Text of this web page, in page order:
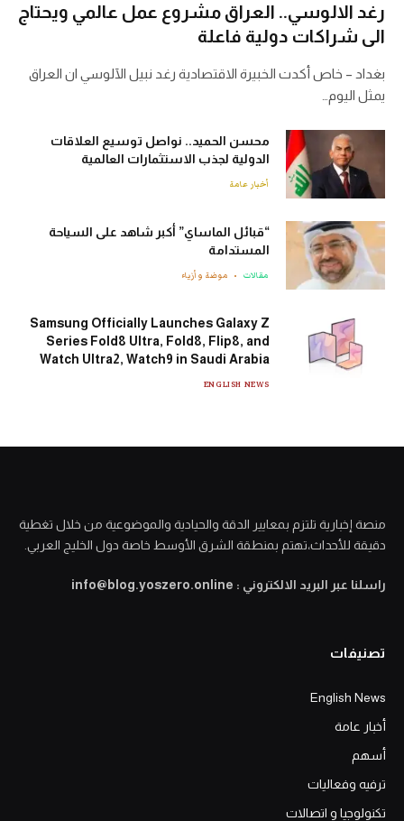
رغد الالوسي.. العراق مشروع عمل عالمي ويحتاج
الى شراكات دولية فاعلة
بغداد – خاص أكدت الخبيرة الاقتصادية رغد نبيل الآلوسي ان العراق
يمثل اليوم…
محسن الحميد.. نواصل توسيع العلاقات
الدولية لجذب الاستثمارات العالمية
أخبار عامة
“قبائل الماساي” أكبر شاهد على السياحة
المستدامة
مقالات موضة وأزياء
Samsung Officially Launches Galaxy Z
Series Fold8 Ultra, Fold8, Flip8, and
Watch Ultra2, Watch9 in Saudi Arabia
ENGLISH NEWS
منصة إخبارية تلتزم بمعايير الدقة والحيادية والموضوعية من خلال تغطية
دقيقة للأحداث،تهتم بمنطقة الشرق الأوسط خاصة دول الخليج العربي.
راسلنا عبر البريد الالكتروني : info@blog.yoszero.online
تصنيفات
English News
أخبار عامة
أسهم
ترفيه وفعاليات
تكنولوجيا و اتصالات